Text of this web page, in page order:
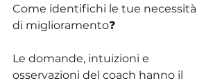
Come identifichi le tue necessità
di miglioramento❓
Le domande, intuizioni e
osservazioni del coach hanno il